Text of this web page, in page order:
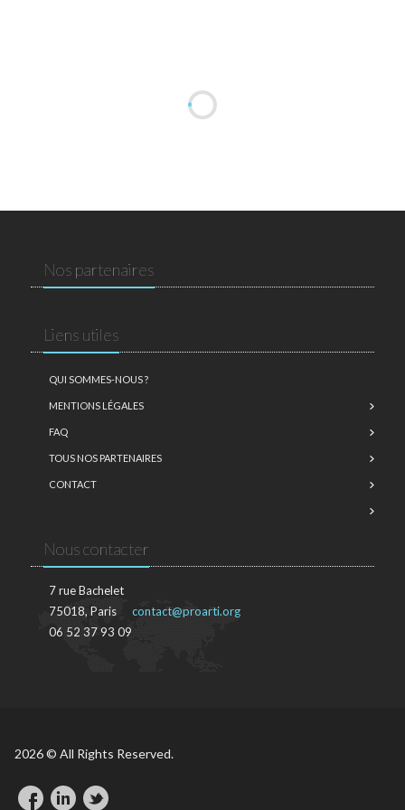
Nos partenaires
Liens utiles
QUI SOMMES-NOUS ?
MENTIONS LÉGALES
FAQ
TOUS NOS PARTENAIRES
CONTACT
Nous contacter
7 rue Bachelet
75018, Paris
06 52 37 93 09
contact@proarti.org
2026 © All Rights Reserved.